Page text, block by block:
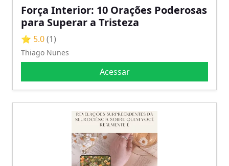
Força Interior: 10 Orações Poderosas
para Superar a Tristeza
⭐ 5.0(1)
Thiago Nunes
Acessar